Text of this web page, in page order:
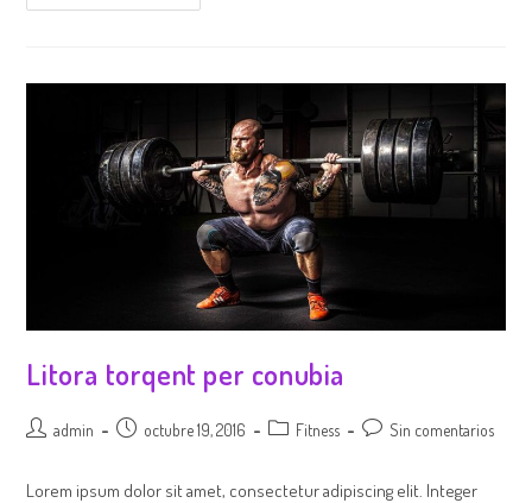
Litora torqent per conubia
admin octubre 19, 2016 Fitness Sin comentarios
Lorem ipsum dolor sit amet, consectetur adipiscing elit. Integer